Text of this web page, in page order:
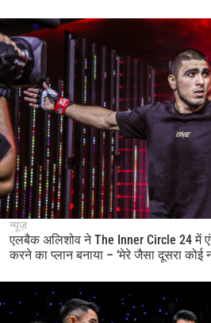
न्यूज़
एलबैक अलिशोव ने The Inner Circle 24 में
करने का प्लान बनाया – ‘मेरे जैसा दूसरा कोई